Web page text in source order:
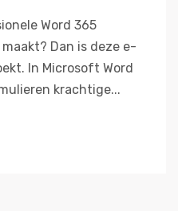
Word 365
Dan is deze e-
In Microsoft Word
krachtige...